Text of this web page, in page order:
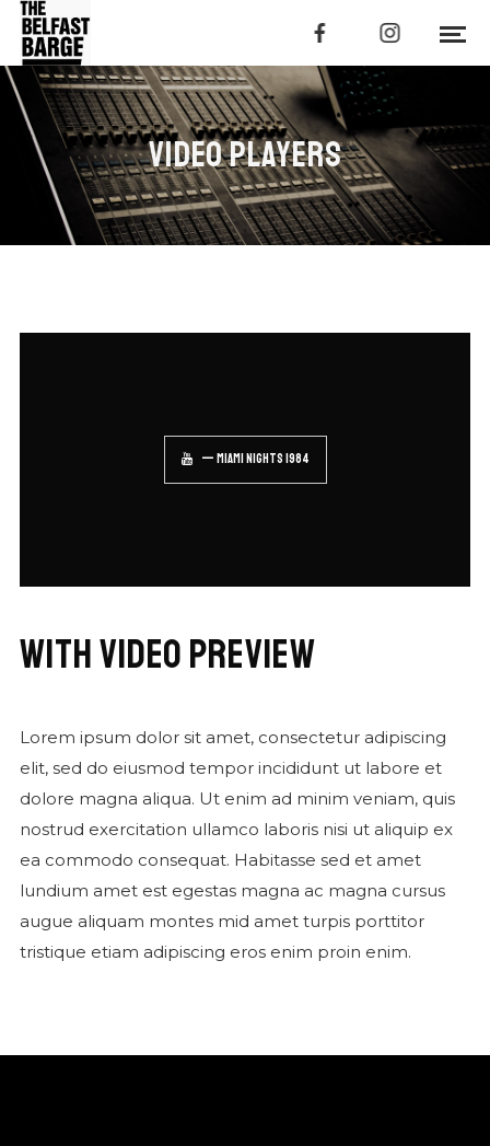
VIDEO PLAYERS
— Miami Nights 1984
WITH VIDEO PREVIEW
Lorem ipsum dolor sit amet, consectetur adipiscing
elit, sed do eiusmod tempor incididunt ut labore et
dolore magna aliqua. Ut enim ad minim veniam, quis
nostrud exercitation ullamco laboris nisi ut aliquip ex
ea commodo consequat. Habitasse sed et amet
lundium amet est egestas magna ac magna cursus
augue aliquam montes mid amet turpis porttitor
tristique etiam adipiscing eros enim proin enim.